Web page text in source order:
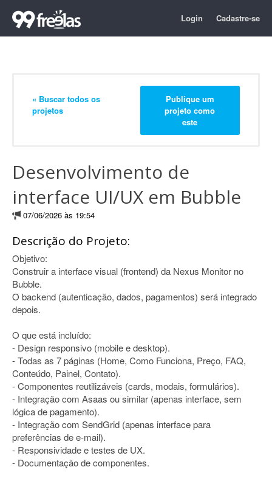
Login Cadastre-se
« Buscar todos os
projetos
Publique um
projeto como
este
Desenvolvimento de
interface UI/UX em Bubble
07/06/2026 às 19:54
Descrição do Projeto:
Objetivo:
Construir a interface visual (frontend) da Nexus Monitor no
Bubble.
O backend (autenticação, dados, pagamentos) será integrado
depois.
O que está incluído:
- Design responsivo (mobile e desktop).
- Todas as 7 páginas (Home, Como Funciona, Preço, FAQ,
Conteúdo, Painel, Contato).
- Componentes reutilizáveis (cards, modais, formulários).
- Integração com Asaas ou similar (apenas interface, sem
lógica de pagamento).
- Integração com SendGrid (apenas interface para
preferências de e-mail).
- Responsividade e testes de UX.
- Documentação de componentes.